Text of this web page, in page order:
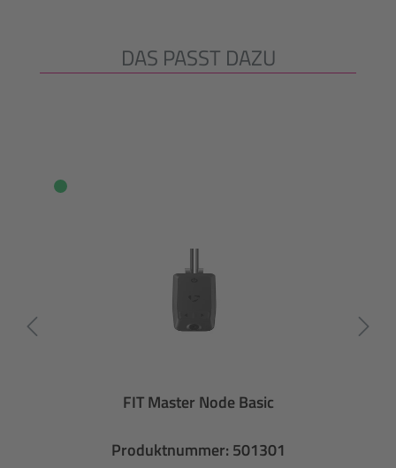
Produktgalerie überspringen
DAS PASST DAZU
FIT Master Node Basic
Produktnummer: 501301